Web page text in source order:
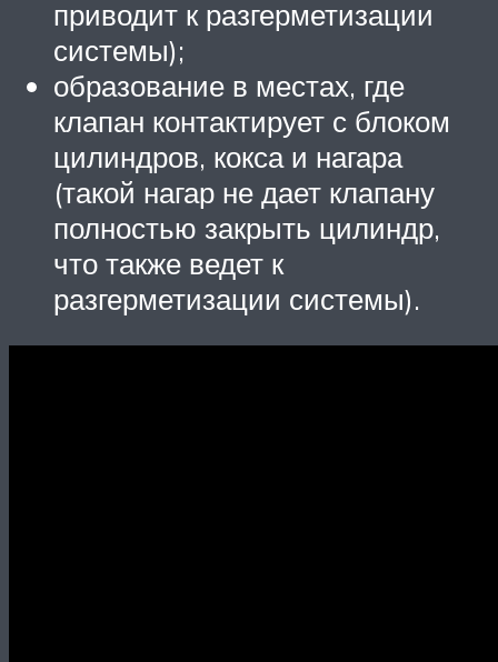
приводит к разгерметизации
системы);
образование в местах, где
клапан контактирует с блоком
цилиндров, кокса и нагара
(такой нагар не дает клапану
полностью закрыть цилиндр,
что также ведет к
разгерметизации системы).